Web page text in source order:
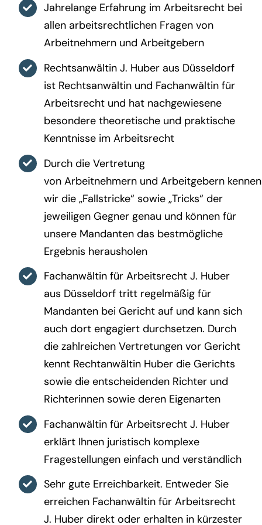
Jahrelange Erfahrung im Arbeitsrecht bei
allen arbeitsrechtlichen Fragen von
Arbeitnehmern und Arbeitgebern
Rechtsanwältin J. Huber aus Düsseldorf
ist Rechtsanwältin und Fachanwältin für
Arbeitsrecht und hat nachgewiesene
besondere theoretische und praktische
Kenntnisse im Arbeitsrecht
Durch die Vertretung
von Arbeitnehmern und Arbeitgebern kennen
wir die „Fallstricke“ sowie „Tricks“ der
jeweiligen Gegner genau und können für
unsere Mandanten das bestmögliche
Ergebnis herausholen
Fachanwältin für Arbeitsrecht J. Huber
aus Düsseldorf tritt regelmäßig für
Mandanten bei Gericht auf und kann sich
auch dort engagiert durchsetzen. Durch
die zahlreichen Vertretungen vor Gericht
kennt Rechtanwältin Huber die Gerichts
sowie die entscheidenden Richter und
Richterinnen sowie deren Eigenarten
Fachanwältin für Arbeitsrecht J. Huber
erklärt Ihnen juristisch komplexe
Fragestellungen einfach und verständlich
Sehr gute Erreichbarkeit. Entweder Sie
erreichen Fachanwältin für Arbeitsrecht
J. Huber direkt oder erhalten in kürzester